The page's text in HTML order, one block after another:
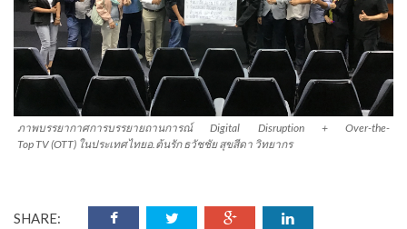
ภาพบรรยากาศการบรรยายถานการณ์ Digital Disruption + Over-the-
Top TV (OTT) ในประเทศไทยอ.ต้นรัก ธวัชชัย สุขสีดา วิทยากร
SHARE: